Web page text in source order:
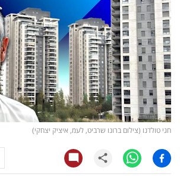
דעות
רכילות
עסקית
קריפטו
ויראלי
עסקי
חגי טולדנו (צילום ברונו שרביט, לעמ, איציק יצחקי)